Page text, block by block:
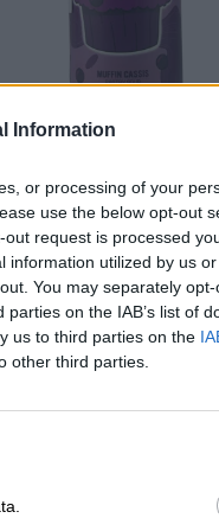
Information
or processing of your
use the below opt-out
request is processed
information utilized by us
You may separately
on the IAB’s list of
us to third parties on the
other third parties.
Zure bieren | Meergranenbier |
muffin cassis -
sour
Les Intenables
0,44 L KAN - € 19,75 /
Uitverkocht
4,19